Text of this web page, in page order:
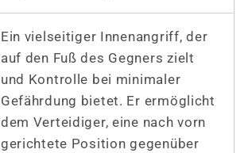
Ein vielseitiger Innenangriff, der
auf den Fuß des Gegners zielt
und Kontrolle bei minimaler
Gefährdung bietet. Er ermöglicht
dem Verteidiger, eine nach vorn
gerichtete Position gegenüber